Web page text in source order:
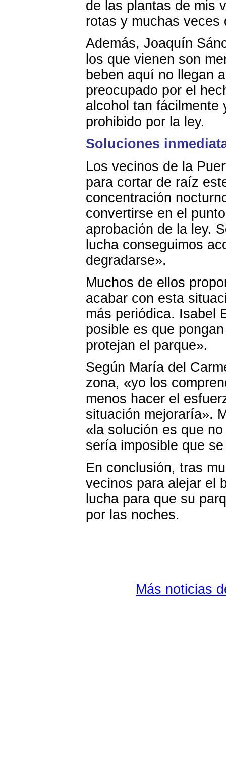
de las plantas de mis
rotas y muchas veces
Además, Joaquín
los que vienen son
beben aquí no llegan
preocupado por el
alcohol tan fácilmente
prohibido por la ley.
Soluciones
Los vecinos de la
para cortar de raíz
concentración
convertirse en el
aprobación de la ley.
lucha conseguimos
degradarse».
Muchos de ellos
acabar con esta
más periódica. Isabel
posible es que
protejan el parque».
Según María del
zona, «yo los
menos hacer el
situación mejoraría».
«la solución es que
sería imposible que
En conclusión, tras
vecinos para alejar el
lucha para que su
por las noches.
Más noticias